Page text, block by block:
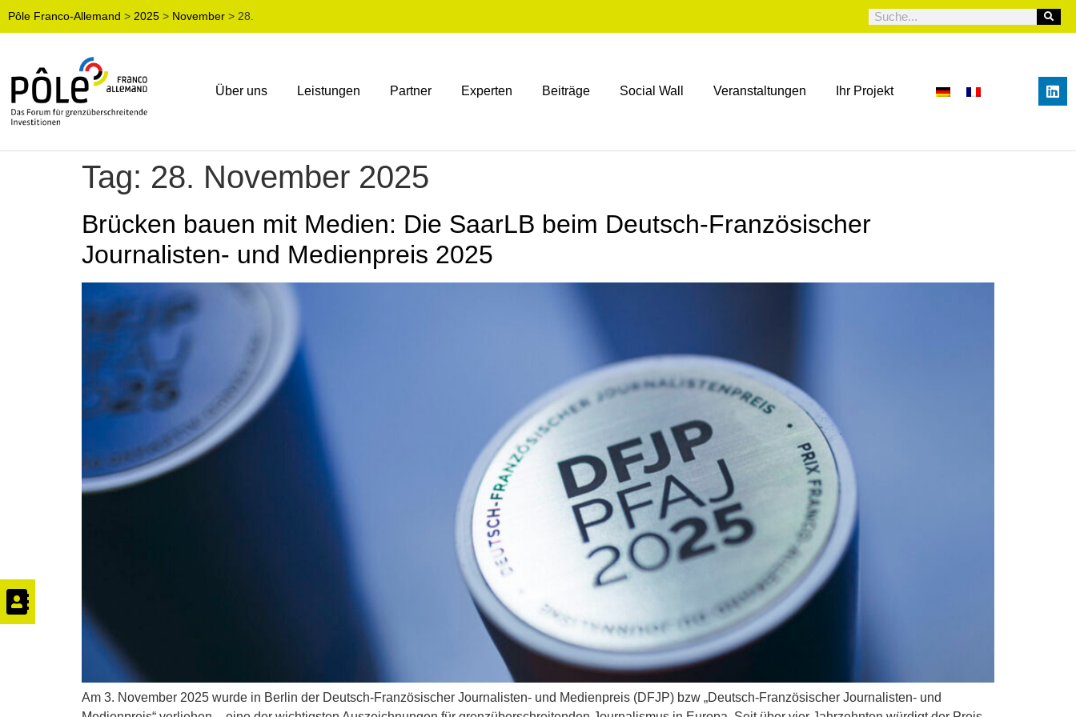
Pôle Franco-Allemand > 2025 > November > 28.
Über uns Leistungen Partner Experten Beiträge Social Wall Veranstaltungen Ihr Projekt
Tag: 28. November 2025
Brücken bauen mit Medien: Die SaarLB beim Deutsch‑Französischer
Journalisten‑ und Medienpreis 2025
Am 3. November 2025 wurde in Berlin der Deutsch‑Französischer Journalisten‑ und Medienpreis (DFJP) bzw „Deutsch-Französischer Journalisten- und